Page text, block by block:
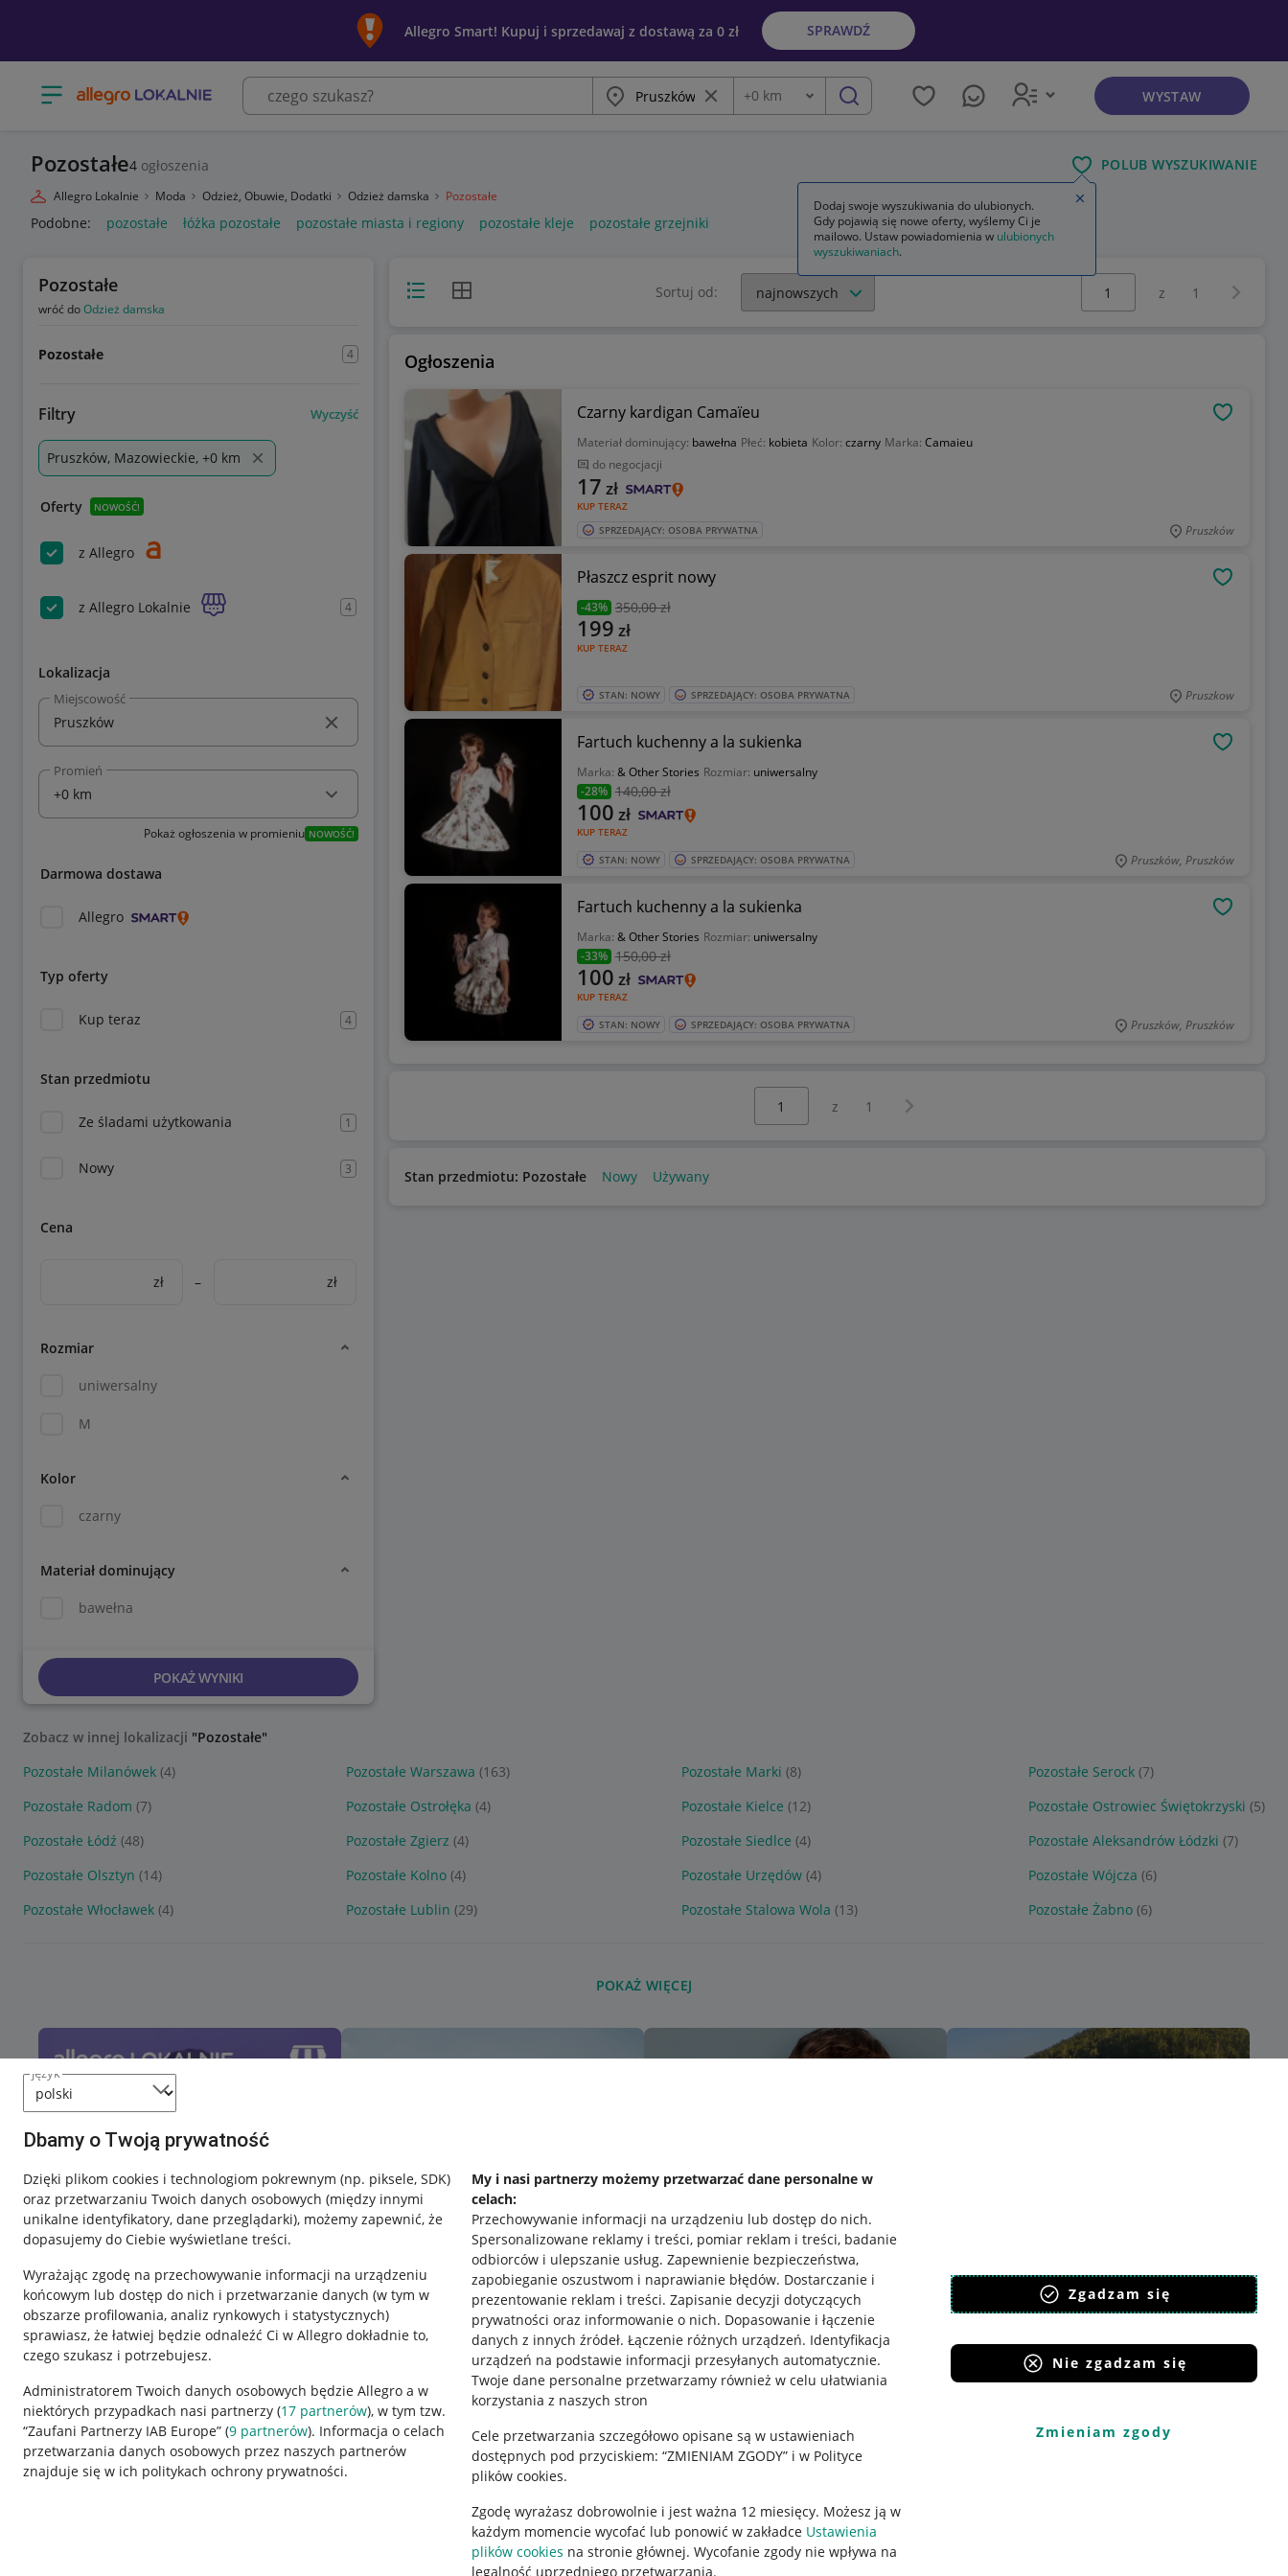
język
Dbamy o Twoją prywatność
Dzięki plikom cookies i technologiom pokrewnym (np. piksele, SDK)
oraz przetwarzaniu Twoich danych osobowych (między innymi
unikalne identyfikatory, dane przeglądarki), możemy zapewnić, że
dopasujemy do Ciebie wyświetlane treści.
Wyrażając zgodę na przechowywanie informacji na urządzeniu
końcowym lub dostęp do nich i przetwarzanie danych (w tym w
obszarze profilowania, analiz rynkowych i statystycznych)
sprawiasz, że łatwiej będzie odnaleźć Ci w Allegro dokładnie to,
czego szukasz i potrzebujesz.
Administratorem Twoich danych osobowych będzie Allegro a w
niektórych przypadkach nasi partnerzy (17 partnerów), w tym tzw.
“Zaufani Partnerzy IAB Europe” (9 partnerów). Informacja o celach
przetwarzania danych osobowych przez naszych partnerów
znajduje się w ich politykach ochrony prywatności.
My i nasi partnerzy możemy przetwarzać dane personalne w
celach:
Przechowywanie informacji na urządzeniu lub dostęp do nich.
Spersonalizowane reklamy i treści, pomiar reklam i treści, badanie
odbiorców i ulepszanie usług. Zapewnienie bezpieczeństwa,
zapobieganie oszustwom i naprawianie błędów. Dostarczanie i
prezentowanie reklam i treści. Zapisanie decyzji dotyczących
prywatności oraz informowanie o nich. Dopasowanie i łączenie
danych z innych źródeł. Łączenie różnych urządzeń. Identyfikacja
urządzeń na podstawie informacji przesyłanych automatycznie.
Twoje dane personalne przetwarzamy również w celu ułatwiania
korzystania z naszych stron
Cele przetwarzania szczegółowo opisane są w ustawieniach
dostępnych pod przyciskiem: “ZMIENIAM ZGODY” i w Polityce
plików cookies.
Zgodę wyrażasz dobrowolnie i jest ważna 12 miesięcy. Możesz ją w
każdym momencie wycofać lub ponowić w zakładce Ustawienia
plików cookies na stronie głównej. Wycofanie zgody nie wpływa na
legalność uprzedniego przetwarzania.
Zgadzam się
Nie zgadzam się
Zmieniam zgody
Allegro Smart! Kupuj i sprzedawaj z dostawą za 0 zł SPRAWDŹ
Otwórz menu z kategoriami Miasto Wyczyść frazę
Odległość
+0 km szukaj WYSTAW
Pozostałe4 ogłoszenia POLUB WYSZUKIWANIE
Allegro Lokalnie Moda Odzież, Obuwie, Dodatki Odzież damska Pozostałe
Podobne: pozostałe łóżka pozostałe pozostałe miasta i regiony pozostałe kleje pozostałe grzejniki
Pozostałe
wróć doOdzież damska
Pozostałe 4
Filtry Wyczyść
Pruszków, Mazowieckie, +0 km
Oferty NOWOŚĆ!
z Allegro
z Allegro Lokalnie 4
Lokalizacja
Miejscowość
Promień
Pokaż ogłoszenia w promieniu NOWOŚĆ!
Darmowa dostawa
Allegro
Typ oferty
Kup teraz 4
Stan przedmiotu
Ze śladami użytkowania 1
Nowy 3
Cena
zł – zł
Rozmiar
uniwersalny
M
Kolor
czarny
Materiał dominujący
bawełna
POKAŻ WYNIKI
Widok listyWidok siatki Sortuj od:
Wybierz stronę:
z 1
Ogłoszenia
Czarny kardigan Camaïeu
Materiał dominujący: bawełna Płeć: kobieta Kolor: czarny Marka: Camaieu
do negocjacji
KUP TERAZ
17 zł
SPRZEDAJĄCY: OSOBA PRYWATNA Pruszków
Płaszcz esprit nowy
-43% 350,00 zł
KUP TERAZ
199 zł
STAN: NOWY SPRZEDAJĄCY: OSOBA PRYWATNA Pruszkow
Fartuch kuchenny a la sukienka
Marka: & Other Stories Rozmiar: uniwersalny
-28% 140,00 zł
KUP TERAZ
100 zł
STAN: NOWY SPRZEDAJĄCY: OSOBA PRYWATNA Pruszków, Pruszków
Fartuch kuchenny a la sukienka
Marka: & Other Stories Rozmiar: uniwersalny
-33% 150,00 zł
KUP TERAZ
100 zł
STAN: NOWY SPRZEDAJĄCY: OSOBA PRYWATNA Pruszków, Pruszków
z 1 Następna strona
Stan przedmiotu: Pozostałe Nowy Używany
Zobacz w innej lokalizacji "Pozostałe"
Pozostałe Milanówek (4) Pozostałe Warszawa (163) Pozostałe Marki (8) Pozostałe Serock (7)
Pozostałe Radom (7) Pozostałe Ostrołęka (4) Pozostałe Kielce (12) Pozostałe Ostrowiec Świętokrzyski (5)
Pozostałe Łódź (48) Pozostałe Zgierz (4) Pozostałe Siedlce (4) Pozostałe Aleksandrów Łódzki (7)
Pozostałe Olsztyn (14) Pozostałe Kolno (4) Pozostałe Urzędów (4) Pozostałe Wójcza (6)
Pozostałe Włocławek (4) Pozostałe Lublin (29) Pozostałe Stalowa Wola (13) Pozostałe Żabno (6)
POKAŻ WIĘCEJ
Nawigacja
Przydatne informacje
Jak to działa
Napisz do nas
Allegro Gadane dla sprzedających
Regulamin
Polityka plików "cookies"
Ustawienia plików "cookies"
Udostępnianie lokalizacji
Informacje dla Aktu o Usługach Cyfrowych
Pobierz aplikację
Dodaj swoje wyszukiwania do ulubionych.
Gdy pojawią się nowe oferty, wyślemy Ci je
mailowo. Ustaw powiadomienia w ulubionych
wyszukiwaniach.
Zamknij wskazówkę